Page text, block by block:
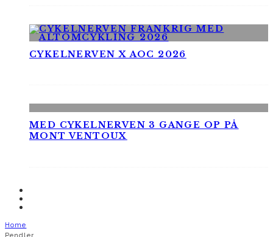
CYKELNERVEN X AOC 2026
MED CYKELNERVEN 3 GANGE OP PÅ
MONT VENTOUX
Home
Pendler